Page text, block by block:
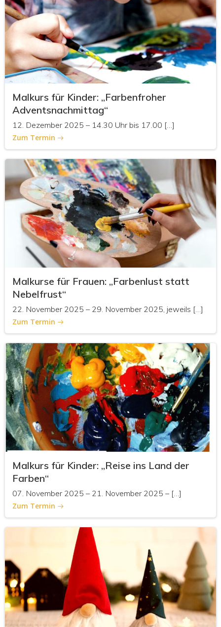
Malkurs für Kinder: „Farbenfroher
Adventsnachmittag“
12. Dezember 2025 – 14.30 Uhr bis 17.00 […]
Zum Termin
Malkurse für Frauen: „Farbenlust statt
Nebelfrust“
22. November 2025 – 29. November 2025, jeweils […]
Zum Termin
Malkurs für Kinder: „Reise ins Land der
Farben“
07. November 2025 – 21. November 2025 – […]
Zum Termin